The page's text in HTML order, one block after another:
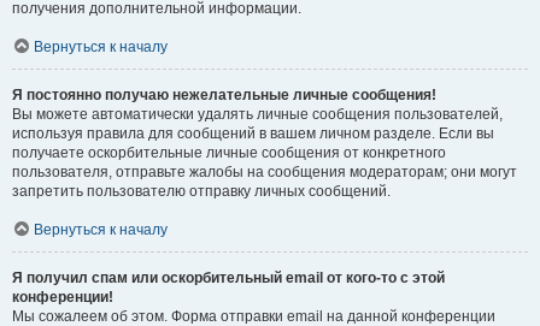
получения дополнительной информации.
Вернуться к началу
Я постоянно получаю нежелательные личные сообщения!
Вы можете автоматически удалять личные сообщения пользователей,
используя правила для сообщений в вашем личном разделе. Если вы
получаете оскорбительные личные сообщения от конкретного
пользователя, отправьте жалобы на сообщения модераторам; они могут
запретить пользователю отправку личных сообщений.
Вернуться к началу
Я получил спам или оскорбительный email от кого-то с этой
конференции!
Мы сожалеем об этом. Форма отправки email на данной конференции